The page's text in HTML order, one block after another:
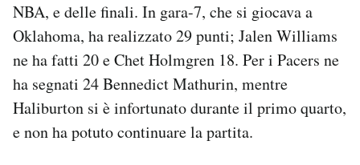
NBA, e delle finali. In gara-7, che si giocava a
Oklahoma, ha realizzato 29 punti; Jalen Williams
ne ha fatti 20 e Chet Holmgren 18. Per i Pacers ne
ha segnati 24 Bennedict Mathurin, mentre
Haliburton si è infortunato durante il primo quarto,
e non ha potuto continuare la partita.